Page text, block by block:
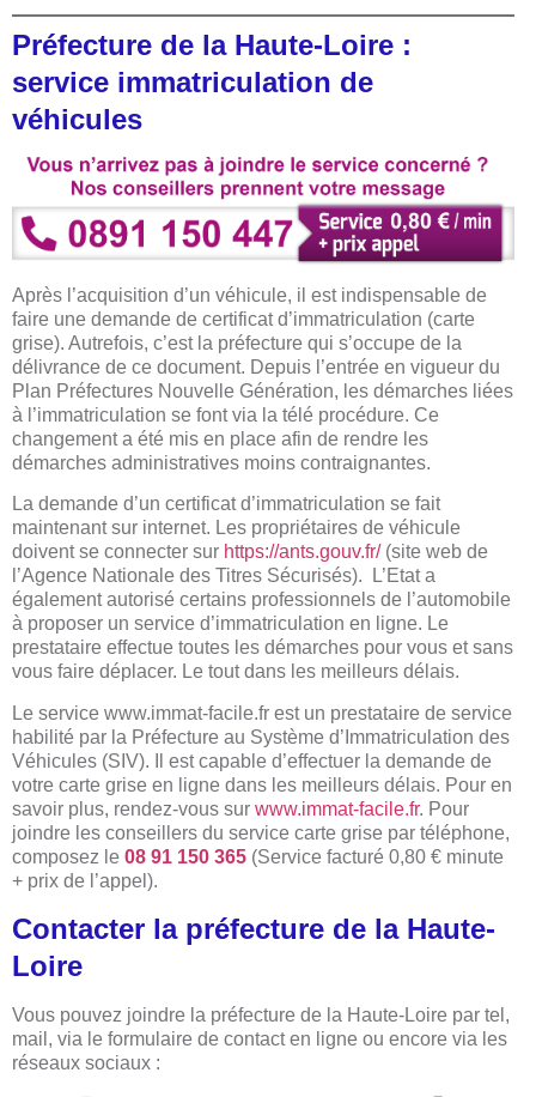
Préfecture de la Haute-Loire :
service immatriculation de
véhicules
Après l’acquisition d’un véhicule, il est indispensable de
faire une demande de certificat d’immatriculation (carte
grise). Autrefois, c’est la préfecture qui s’occupe de la
délivrance de ce document. Depuis l’entrée en vigueur du
Plan Préfectures Nouvelle Génération, les démarches liées
à l’immatriculation se font via la télé procédure. Ce
changement a été mis en place afin de rendre les
démarches administratives moins contraignantes.
La demande d’un certificat d’immatriculation se fait
maintenant sur internet. Les propriétaires de véhicule
doivent se connecter sur https://ants.gouv.fr/(site web de
l’Agence Nationale des Titres Sécurisés). L’Etat a
également autorisé certains professionnels de l’automobile
à proposer un service d’immatriculation en ligne. Le
prestataire effectue toutes les démarches pour vous et sans
vous faire déplacer. Le tout dans les meilleurs délais.
Le service www.immat-facile.fr est un prestataire de service
habilité par la Préfecture au Système d’Immatriculation des
Véhicules (SIV). Il est capable d’effectuer la demande de
votre carte grise en ligne dans les meilleurs délais. Pour en
savoir plus, rendez-vous sur www.immat-facile.fr. Pour
joindre les conseillers du service carte grise par téléphone,
composez le 08 91 150 365 (Service facturé 0,80 € minute
+ prix de l’appel).
Contacter la préfecture de la Haute-
Loire
Vous pouvez joindre la préfecture de la Haute-Loire par tel,
mail, via le formulaire de contact en ligne ou encore via les
réseaux sociaux :